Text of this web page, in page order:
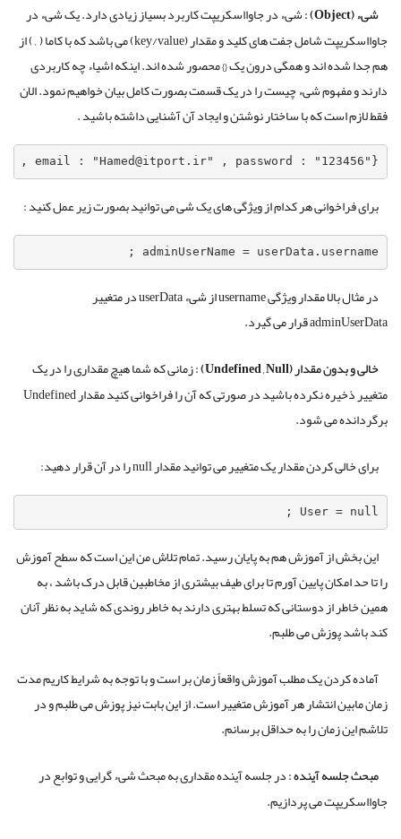
شیء (Object
) :شیء در جاوااسکریپت کاربرد بسیاز زیادی دارد. یک شیء در
جاوااسکریپت شامل جفت های کلید و مقدار (key/value) می باشد که با کاما ( , ) از
هم جدا شده اند و همگی درون یک {} محصور شده اند. اینکه اشیاء چه کاربردی
دارند و مفهوم شیء چیست را در یک قسمت بصورت کامل بیان خواهیم نمود. الان
فقط لازم است که با ساختار نوشتن و ایجاد آن آشنایی داشته باشید .
, email : "Hamed@itport.ir" , password : "123456"} ;
برای فراخوانی هر کدام از ویژگی های یک شی می توانید بصورت زیر عمل کنید :
adminUserName = userData.username ;
در مثال بالا مقدار ویژگی username از شیء userData در متغییر
adminUserData قرار می گیرد.
خالی و بدون مقدار (Undefined , Null
) :زمانی که شما هیچ مقداری را در یک
متغییر ذخیره نکرده باشید در صورتی که آن را فراخوانی کنید مقدار Undefined
برگردانده می شود.
برای خالی کردن مقدار یک متغییر می توانید مقدار null را در آن قرار دهید:
User = null ;
این بخش از آموزش هم به پایان رسید. تمام تلاش من این است که سطح آموزش
را تا حد امکان پایین آورم تا برای طیف بیشتری از مخاطبین قابل درک باشد ، به
همین خاطر از دوستانی که تسلط بهتری دارند به خاطر روندی که شاید به نظر آنان
کند باشد پوزش می طلبم.
آماده کردن یک مطلب آموزش واقعاً زمان بر است و با توجه به شرایط کاریم مدت
زمان مابین انتشار هر آموزش متغییر است. از این بابت نیز پوزش می طلبم و در
تلاشم این زمان را به حداقل برسانم.
مبحث جلسه آینده :در جلسه آینده مقداری به مبحث شیء گرایی و توابع در
جاوااسکریپت می پردازیم.